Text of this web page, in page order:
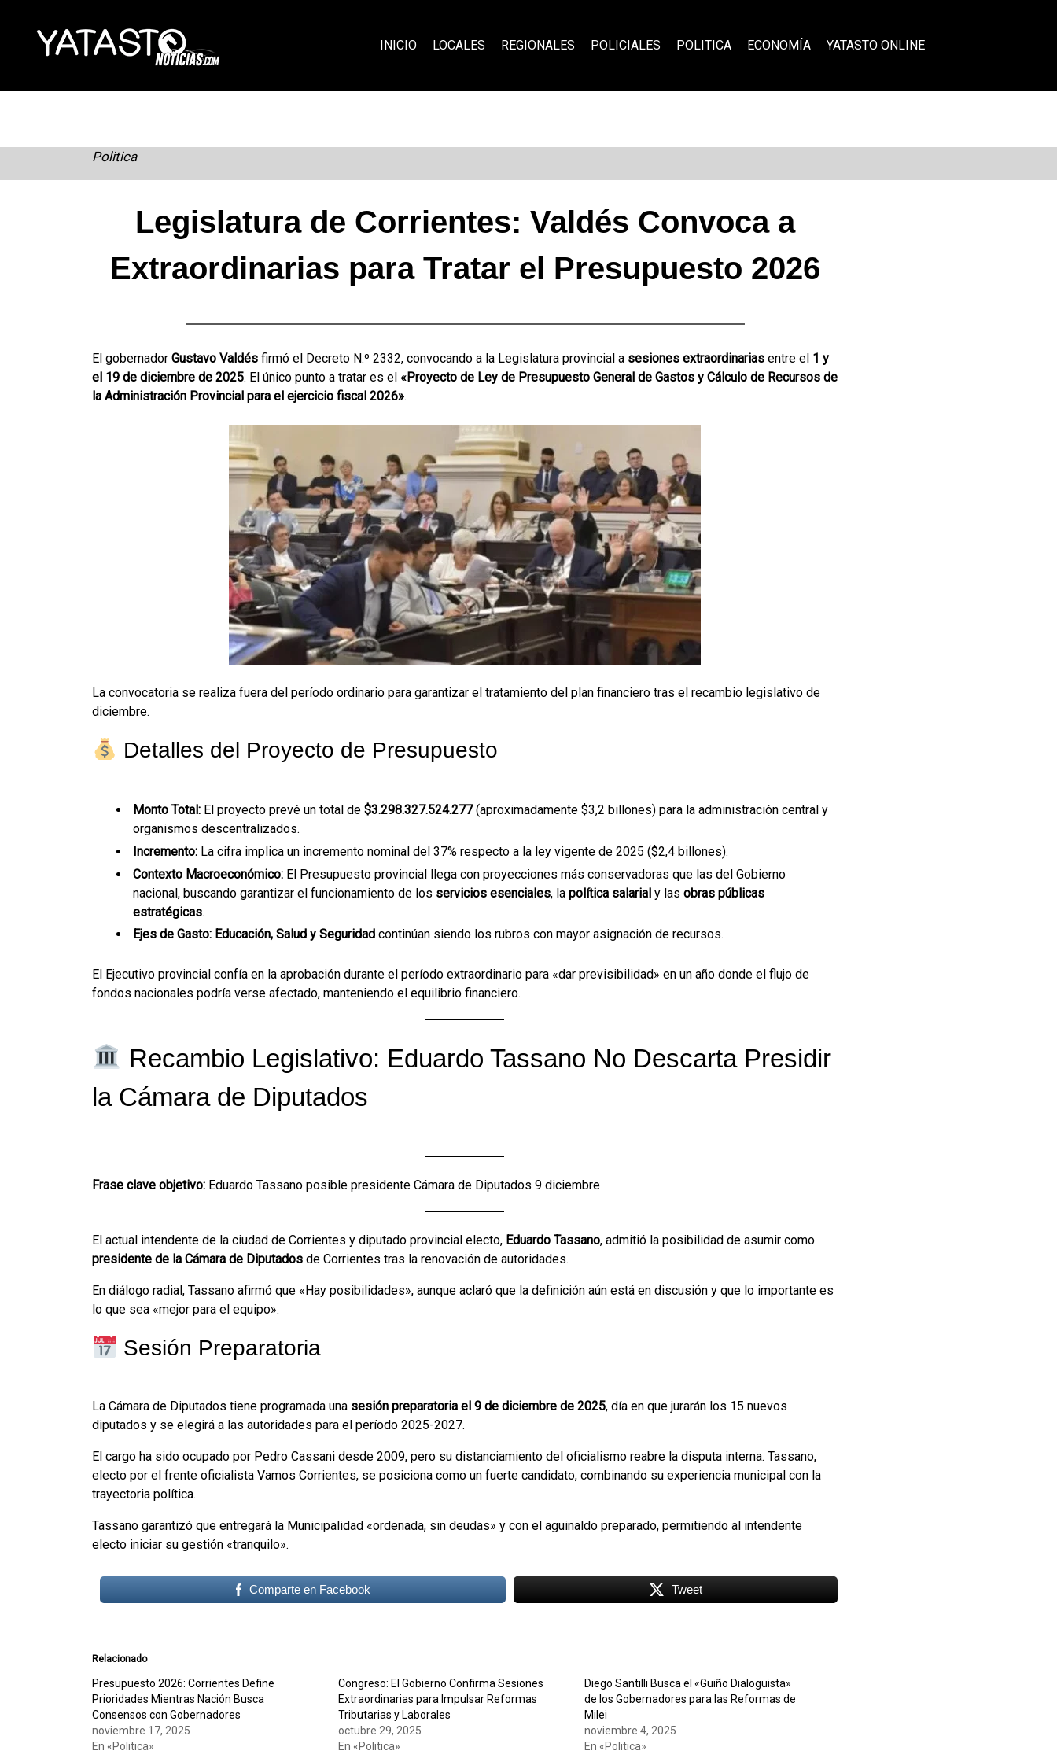
INICIO LOCALES REGIONALES POLICIALES POLITICA ECONOMÍA YATASTO ONLINE
Politica
Legislatura de Corrientes: Valdés Convoca a
Extraordinarias para Tratar el Presupuesto 2026
El gobernador Gustavo Valdés firmó el Decreto N.º 2332, convocando a la Legislatura provincial a sesiones extraordinarias entre el 1 y
el 19 de diciembre de 2025. El único punto a tratar es el «Proyecto de Ley de Presupuesto General de Gastos y Cálculo de Recursos de
la Administración Provincial para el ejercicio fiscal 2026».
La convocatoria se realiza fuera del período ordinario para garantizar el tratamiento del plan financiero tras el recambio legislativo de
diciembre.
Detalles del Proyecto de Presupuesto
Monto Total: El proyecto prevé un total de $3.298.327.524.277(aproximadamente $3,2 billones) para la administración central y
organismos descentralizados.
Incremento: La cifra implica un incremento nominal del 37% respecto a la ley vigente de 2025 ($2,4 billones).
Contexto Macroeconómico: El Presupuesto provincial llega con proyecciones más conservadoras que las del Gobierno
nacional, buscando garantizar el funcionamiento de los servicios esenciales, la política salarial y las obras públicas
estratégicas.
Ejes de Gasto: Educación, Salud y Seguridad continúan siendo los rubros con mayor asignación de recursos.
El Ejecutivo provincial confía en la aprobación durante el período extraordinario para «dar previsibilidad» en un año donde el flujo de
fondos nacionales podría verse afectado, manteniendo el equilibrio financiero.
Recambio Legislativo: Eduardo Tassano No Descarta Presidir
la Cámara de Diputados
Frase clave objetivo: Eduardo Tassano posible presidente Cámara de Diputados 9 diciembre
El actual intendente de la ciudad de Corrientes y diputado provincial electo, Eduardo Tassano, admitió la posibilidad de asumir como
presidente de la Cámara de Diputados de Corrientes tras la renovación de autoridades.
En diálogo radial, Tassano afirmó que «Hay posibilidades», aunque aclaró que la definición aún está en discusión y que lo importante es
lo que sea «mejor para el equipo».
Sesión Preparatoria
La Cámara de Diputados tiene programada una sesión preparatoria el 9 de diciembre de 2025, día en que jurarán los 15 nuevos
diputados y se elegirá a las autoridades para el período 2025-2027.
El cargo ha sido ocupado por Pedro Cassani desde 2009, pero su distanciamiento del oficialismo reabre la disputa interna. Tassano,
electo por el frente oficialista Vamos Corrientes, se posiciona como un fuerte candidato, combinando su experiencia municipal con la
trayectoria política.
Tassano garantizó que entregará la Municipalidad «ordenada, sin deudas» y con el aguinaldo preparado, permitiendo al intendente
electo iniciar su gestión «tranquilo».
Comparte en Facebook Tweet
Relacionado
Presupuesto 2026: Corrientes Define
Prioridades Mientras Nación Busca
Consensos con Gobernadores
noviembre 17, 2025
En «Politica»
Congreso: El Gobierno Confirma Sesiones
Extraordinarias para Impulsar Reformas
Tributarias y Laborales
octubre 29, 2025
En «Politica»
Diego Santilli Busca el «Guiño Dialoguista»
de los Gobernadores para las Reformas de
Milei
noviembre 4, 2025
En «Politica»